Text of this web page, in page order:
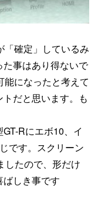
「確定」しているみ
事はあり得ないで
能になったと考えて
だと思います。も
Rにエボ10、イ
です。スクリーン
したので、形だけ
しき事です